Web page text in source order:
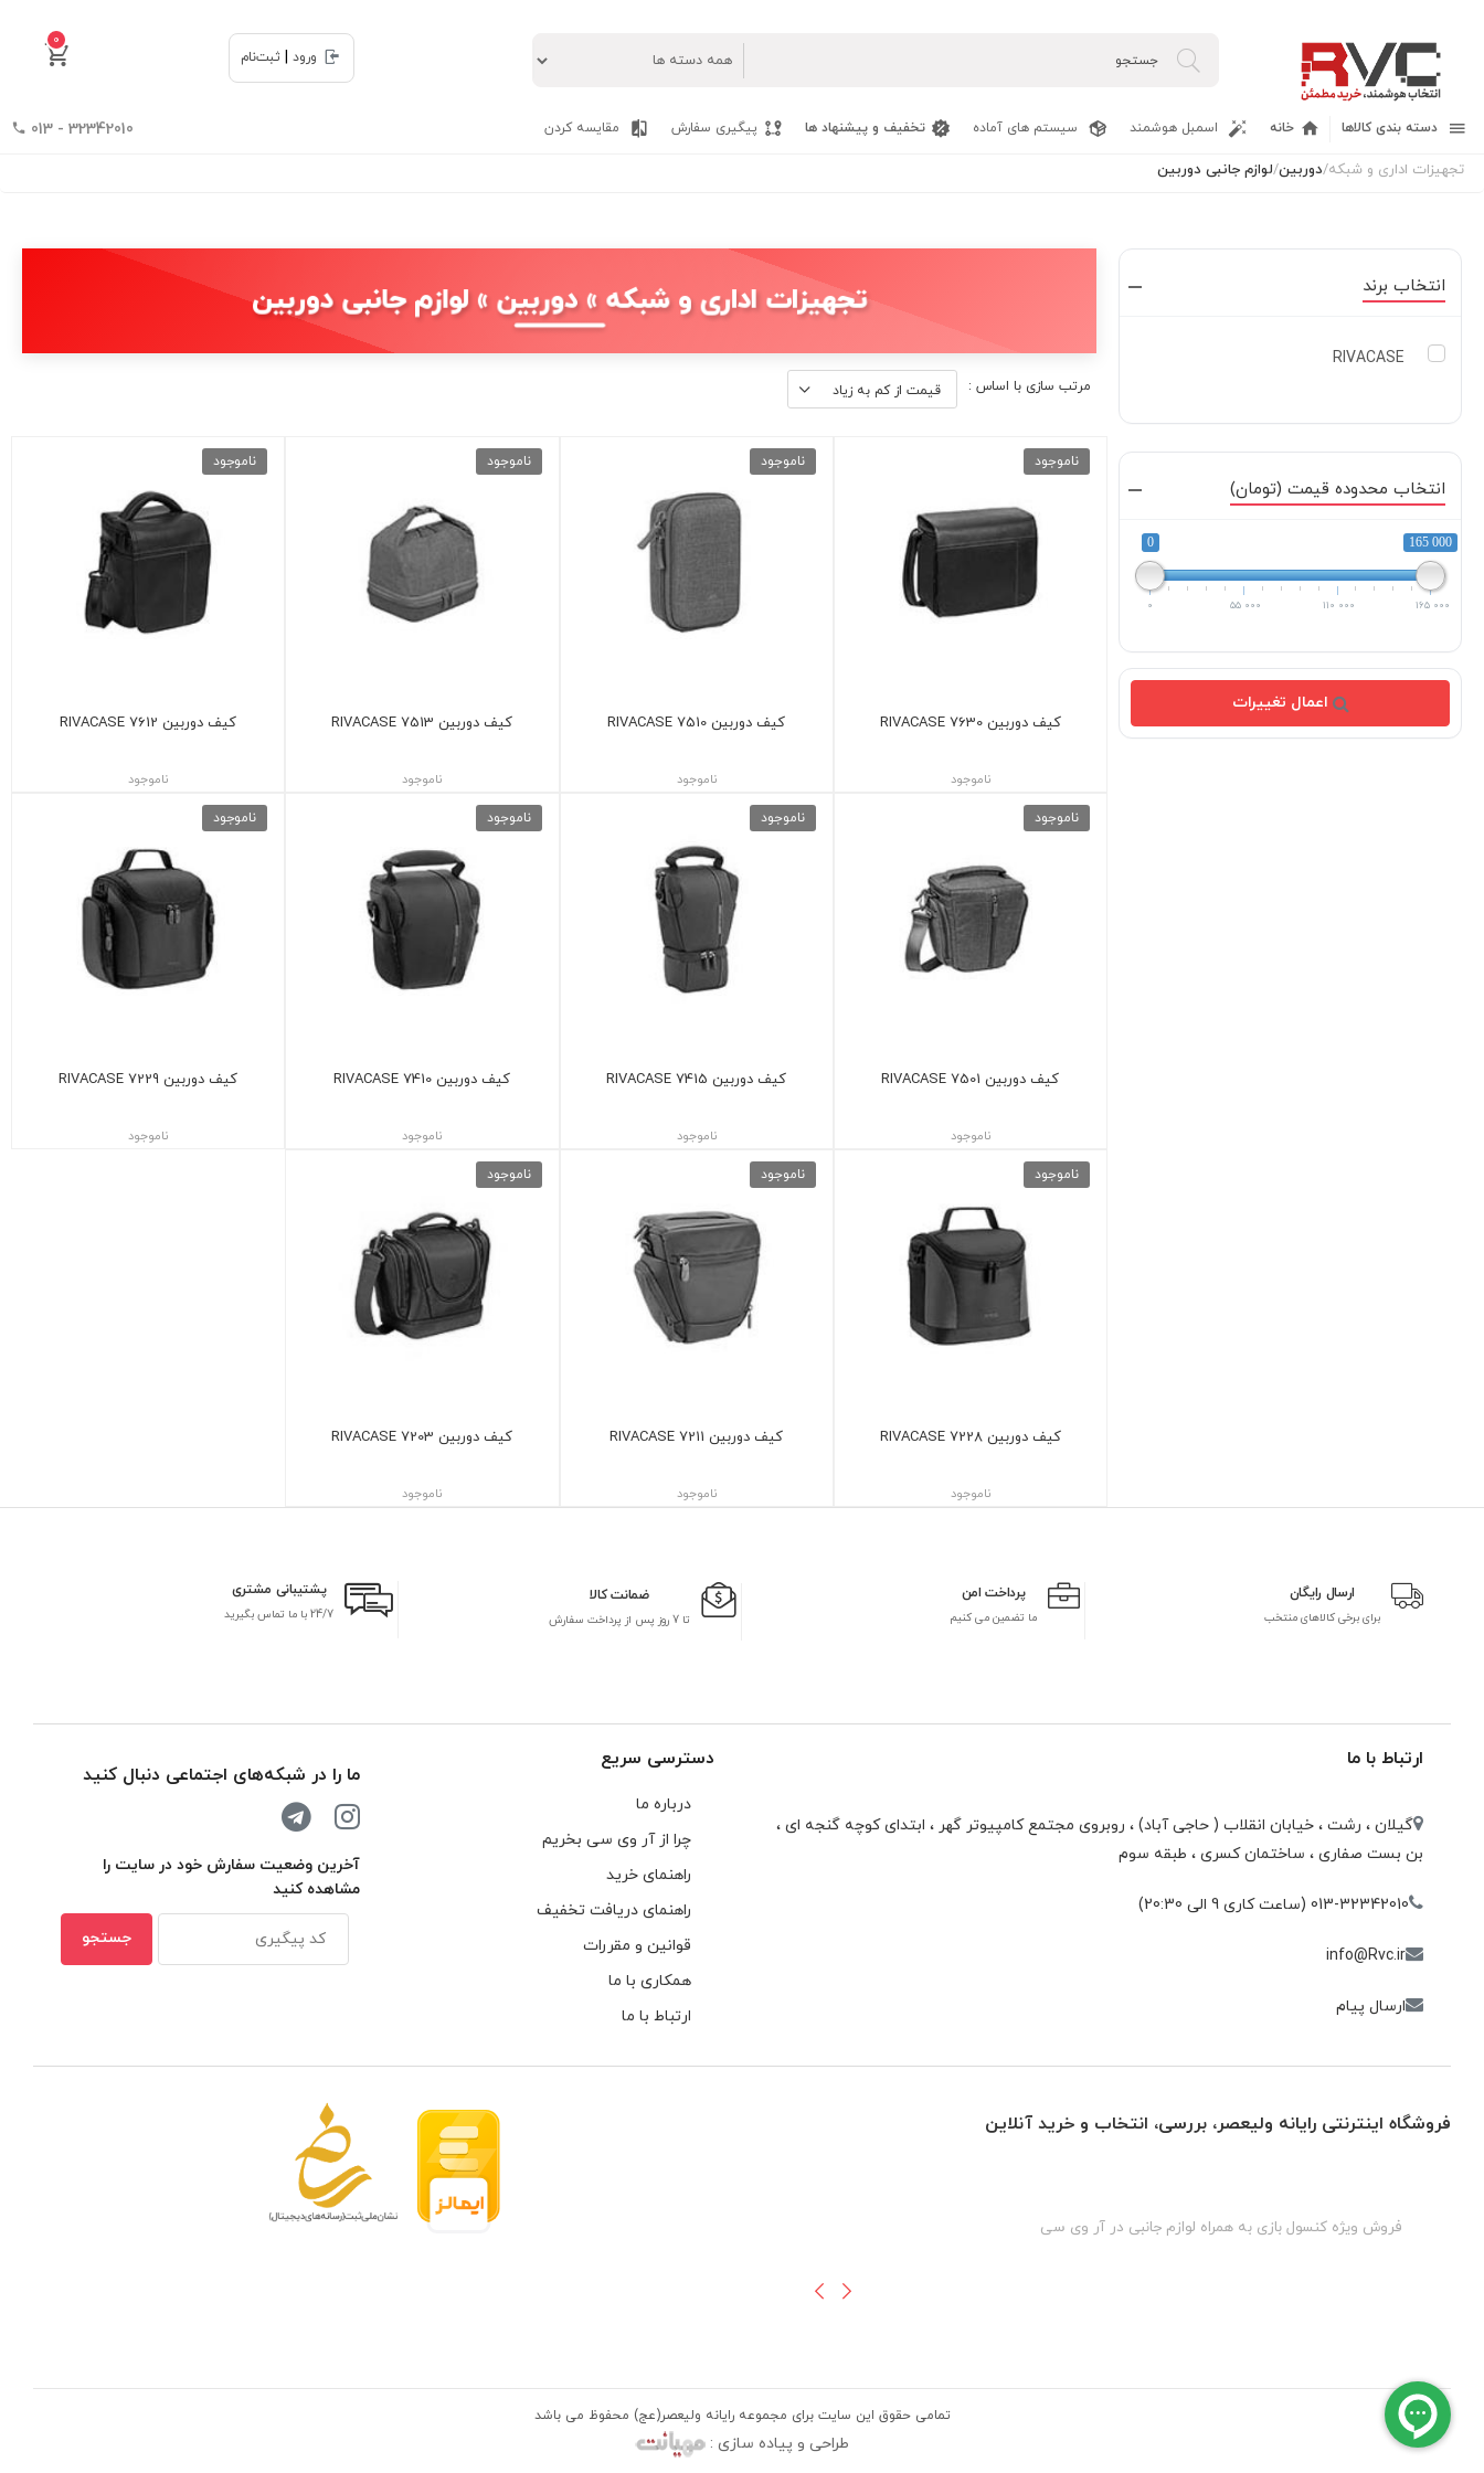
0
ورود
ثبت‌نام
دسته بندی کالاها خانه اسمبل هوشمند سیستم های آماده تخفیف و پیشنهاد ها پیگیری سفارش مقایسه کردن 32342010 - 013
تجهیزات اداری و شبکه/دوربین/لوازم جانبی دوربین
انتخاب برند
RIVACASE
انتخاب محدوده قیمت (تومان)
0 165 000
0 55 000 110 000 165 000
اعمال تغییرات
تجهیزات اداری و شبکه » دوربین » لوازم جانبی دوربین
مرتب سازی با اساس :
ناموجود
کیف دوربین 7630 RIVACASE
ناموجود
ناموجود
کیف دوربین 7510 RIVACASE
ناموجود
ناموجود
کیف دوربین 7513 RIVACASE
ناموجود
ناموجود
کیف دوربین 7612 RIVACASE
ناموجود
ناموجود
کیف دوربین 7501 RIVACASE
ناموجود
ناموجود
کیف دوربین 7415 RIVACASE
ناموجود
ناموجود
کیف دوربین 7410 RIVACASE
ناموجود
ناموجود
کیف دوربین 7229 RIVACASE
ناموجود
ناموجود
کیف دوربین 7228 RIVACASE
ناموجود
ناموجود
کیف دوربین 7211 RIVACASE
ناموجود
ناموجود
کیف دوربین 7203 RIVACASE
ناموجود
ارسال رایگان
برای برخی کالاهای منتخب
پرداخت امن
ما تضمین می کنیم
ضمانت کالا
تا 7 روز پس از پرداخت سفارش
پشتیبانی مشتری
24/7 با ما تماس بگیرید
ارتباط با ما
گیلان ، رشت ، خيابان انقلاب ( حاجی آباد) ، روبروی مجتمع كامپيوتر گهر ، ابتدای كوچه گنجه ای ،
بن بست صفاری ، ساختمان كسری ، طبقه سوم
013-32342010 (ساعت کاری 9 الی 20:30)
info@Rvc.ir
ارسال پیام
دسترسی سریع
درباره ما
چرا از آر وی سی بخریم
راهنمای خرید
راهنمای دریافت تخفیف
قوانین و مقررات
همکاری با ما
ارتباط با ما
ما را در شبکه‌های اجتماعی دنبال کنید
آخرین وضعیت سفارش خود در سایت را
مشاهده کنید
فروشگاه اینترنتی رایانه ولیعصر، بررسی، انتخاب و خرید آنلاین
فروش ویژه کنسول بازی به همراه لوازم جانبی در آر وی سی هارهای اینترنال مخصوص دوربین های مدار بسته در ظرفیتهای مختلف
تمامی حقوق این سایت برای مجموعه رایانه ولیعصر(عج) محفوظ می باشد
طراحی و پیاده سازی :